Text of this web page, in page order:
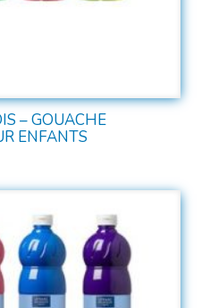
– GOUACHE
ENFANTS